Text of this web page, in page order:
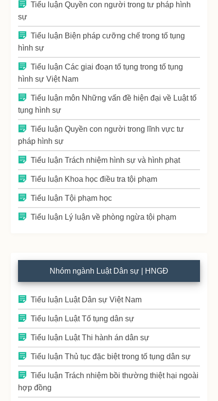
Tiểu luận Quyền con người trong tư pháp hình
sự
Tiểu luận Biện pháp cưỡng chế trong tố tụng
hình sự
Tiểu luận Các giai đoạn tố tụng trong tố tụng
hình sự Việt Nam
Tiểu luận môn Những vấn đề hiện đại về Luật tố
tụng hình sự
Tiểu luận Quyền con người trong lĩnh vực tư
pháp hình sự
Tiểu luận Trách nhiệm hình sự và hình phạt
Tiểu luận Khoa học điều tra tội phạm
Tiểu luận Tội phạm học
Tiểu luận Lý luận về phòng ngừa tội phạm
Nhóm ngành Luật Dân sự | HNGĐ
Tiểu luận Luật Dân sự Việt Nam
Tiểu luận Luật Tố tụng dân sự
Tiểu luận Luật Thi hành án dân sự
Tiểu luận Thủ tục đặc biệt trong tố tụng dân sự
Tiểu luận Trách nhiệm bồi thường thiệt hại ngoài
hợp đồng